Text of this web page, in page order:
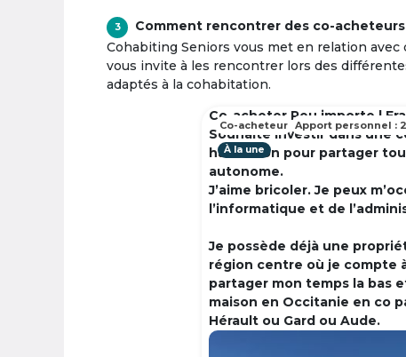
3
Comment rencontrer des co-
Cohabiting Seniors vous met en relation
vous invite à les rencontrer lors des
adaptés à la cohabitation.
Co-acheter Peu importe |
Souhaite investir dans une
habitation pour partager
autonome.
J’aime bricoler. Je peux
l’informatique et de
Je possède déjà une
région centre où je compte
partager mon temps la bas
maison en Occitanie en co
Hérault ou Gard ou Aude.
À la une
Co-acheteur Apport personnel :